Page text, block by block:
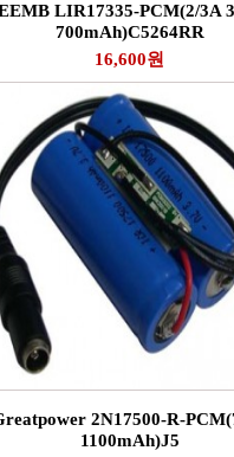
LIR17335-PCM(2/3A
700mAh)C5264RR
16,600원
2N17500-R-
1100mAh)J5